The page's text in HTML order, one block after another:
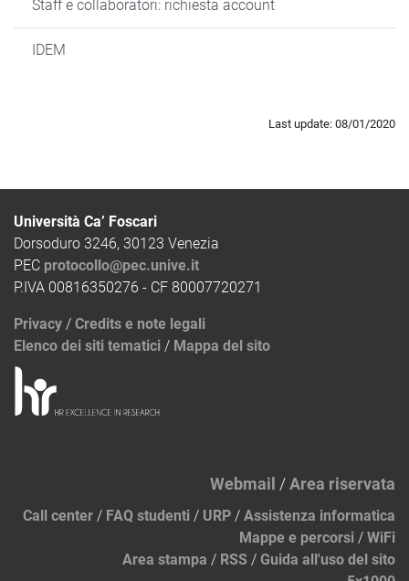
Staff e collaboratori: richiesta account
IDEM
Last update: 08/01/2020
Università Ca’ Foscari
Dorsoduro 3246, 30123 Venezia
PEC protocollo@pec.unive.it
P.IVA 00816350276 - CF 80007720271
Privacy / Credits e note legali
Elenco dei siti tematici / Mappa del sito
Webmail /Area riservata
Call center / FAQ studenti / URP / Assistenza informatica
Mappe e percorsi / WiFi
Area stampa / RSS / Guida all'uso del sito